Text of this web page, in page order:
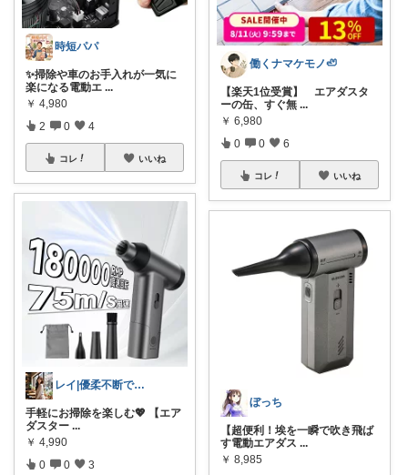
時短パパ
✨掃除や車のお手入れが一気に
楽になる電動エ ...
￥ 4,980
2 0 4
コレ いいね
レイ|優柔不断で選べない🥲
手軽にお掃除を楽しむ💖 【エア
ダスター ...
￥ 4,990
0 0 3
働くナマケモノ🦥
【楽天1位受賞】 エアダスタ
ーの缶、すぐ無 ...
￥ 6,980
0 0 6
コレ いいね
ぼっち
【超便利！埃を一瞬で吹き飛ば
す電動エアダス ...
￥ 8,985